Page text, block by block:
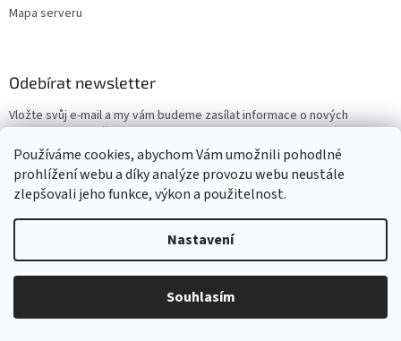
Používáme cookies, abychom Vám umožnili pohodlné
prohlížení webu a díky analýze provozu webu neustále
zlepšovali jeho funkce, výkon a použitelnost.
Nastavení
Souhlasím
Mapa serveru
Odebírat newsletter
Vložte svůj e-mail a my vám budeme zasílat informace o nových
produktech na našem e-shopu.
E-mail